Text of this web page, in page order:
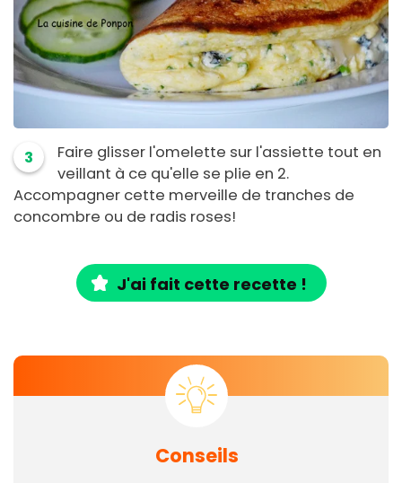
3
Faire glisser l'omelette sur l'assiette tout en
veillant à ce qu'elle se plie en 2.
Accompagner cette merveille de tranches de
concombre ou de radis roses!
J'ai fait cette recette !
Conseils